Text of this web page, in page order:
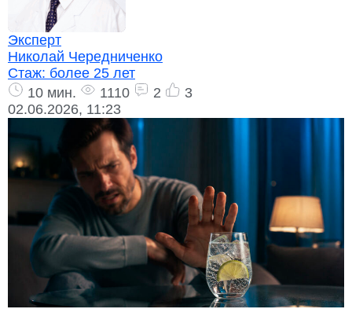
Эксперт
Николай Чередниченко
Стаж: более 25 лет
10 мин.
1110 2
3
02.06.2026, 11:23